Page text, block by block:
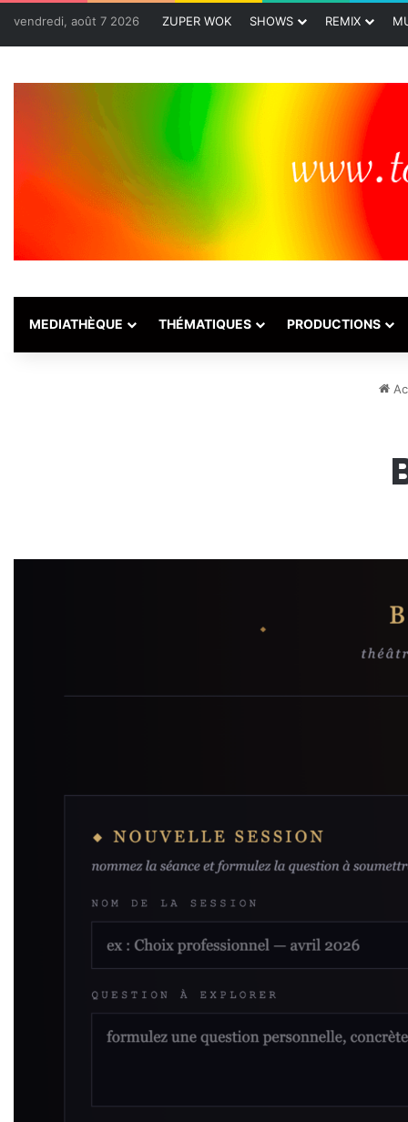
vendredi, août 7 2026 ZUPER WOK SHOWS REMIX
MEDIATHÈQUE THÉMATIQUES PRODUCTIONS